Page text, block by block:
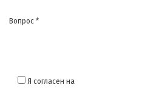
Вопрос *
Я согласен на